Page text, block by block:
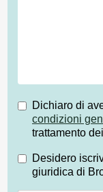
Dichiaro di
condizioni
trattamento
Desidero
giuridica di